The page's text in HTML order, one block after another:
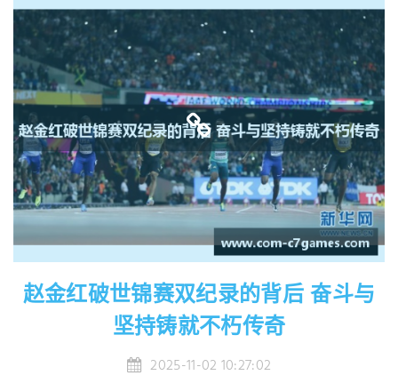
赵金红破世锦赛双纪录的背后 奋斗与
坚持铸就不朽传奇
2025-11-02 10:27:02